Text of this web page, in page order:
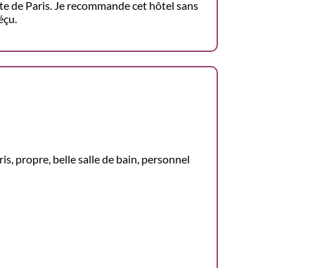
de Paris. Je recommande cet hôtel sans
propre, belle salle de bain, personnel